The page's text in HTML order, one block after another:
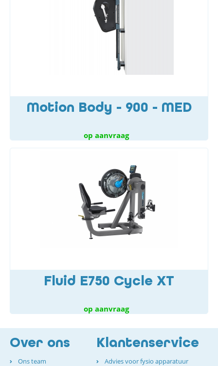
Motion Body - 900 - MED
op aanvraag
Fluid E750 Cycle XT
op aanvraag
Over ons
Ons team
Klantenservice
Advies voor fysio apparatuur